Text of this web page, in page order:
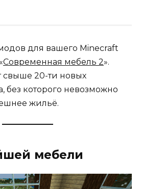
для вашего Minecraft
Современная мебель 2».
свыше 20-ти новых
без которого невозможно
жильё.
мебели